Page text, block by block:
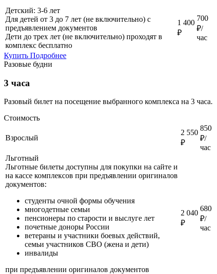
Детский: 3-6 лет
Для детей от 3 до 7 лет (не включительно) с
предъявлением документов
Дети до трех лет (не включительно) проходят в
комплекс бесплатно
1 400
₽
700
₽/
час
Купить Подробнее
Разовые будни
3 часа
Разовый билет на посещение выбранного комплекса на 3 часа.
Стоимость
Взрослый
2 550
₽
850
₽/
час
Льготный
Льготные билеты доступны для покупки на сайте и
на кассе комплексов при предъявлении оригиналов
документов:
студенты очной формы обучения
многодетные семьи
пенсионеры по старости и выслуге лет
почетные доноры России
ветераны и участники боевых действий,
семьи участников СВО (жена и дети)
инвалиды
при предъявлении оригиналов документов
2 040
₽
680
₽/
час